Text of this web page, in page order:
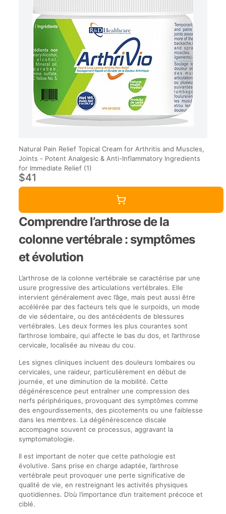
Natural Pain Relief Topical Cream for Arthritis and Muscles,
Joints - Potent Analgesic & Anti-Inflammatory Ingredients
for Immediate Relief (1)
$41
Comprendre l’arthrose de la
colonne vertébrale : symptômes
et évolution
L’arthrose de la colonne vertébrale se caractérise par une
usure progressive des articulations vertébrales. Elle
intervient généralement avec l’âge, mais peut aussi être
accélérée par des facteurs tels que le surpoids, un mode
de vie sédentaire, ou des antécédents de blessures
vertébrales. Les deux formes les plus courantes sont
l’arthrose lombaire, qui affecte le bas du dos, et l’arthrose
cervicale, localisée au niveau du cou.
Les signes cliniques incluent des douleurs lombaires ou
cervicales, une raideur, particulièrement en début de
journée, et une diminution de la mobilité. Cette
dégénérescence peut entraîner une compression des
nerfs périphériques, provoquant des symptômes comme
des engourdissements, des picotements ou une faiblesse
dans les membres. La dégénérescence discale
accompagne souvent ce processus, aggravant la
symptomatologie.
Il est important de noter que cette pathologie est
évolutive. Sans prise en charge adaptée, l’arthrose
vertébrale peut provoquer une perte significative de
qualité de vie, en restreignant les activités physiques
quotidiennes. D’où l’importance d’un traitement précoce et
ciblé.